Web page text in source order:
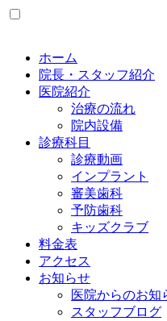
ホーム
院長・スタッフ紹介
医院紹介
治療の流れ
院内設備
診療科目
診療動画
インプラント
審美歯科
予防歯科
キッズクラブ
料金表
アクセス
お知らせ
医院からのお知
スタッフブログ